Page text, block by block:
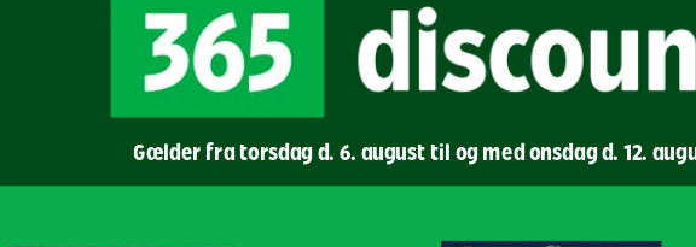
Gælder fra torsdag d. 6. august til og med onsdag d. 12.